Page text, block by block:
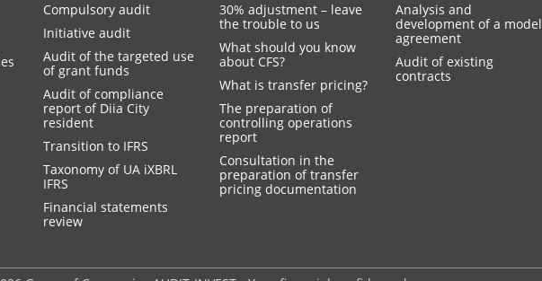
Compulsory audit
Initiative audit
Audit of the targeted use
of grant funds
Audit of compliance
report of Diia City
resident
Transition to IFRS
Taxonomy of UA іXBRL
IFRS
Financial statements
review
30% adjustment – leave
the trouble to us
What should you know
about CFS?
What is transfer pricing?
The preparation of
controlling operations
report
Consultation in the
preparation of transfer
pricing documentation
Analysis and
development of a model
agreement
Audit of existing
contracts